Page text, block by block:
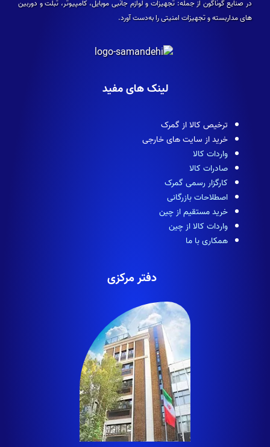
در صنایع گوناگون از جمله: تجهیزات و لوازم جانبی موبایل، کامپیوتر، تبلت و دوربین­‌
های مداربسته و تجهیزات امنیتی را به‌دست آورد.
لینک های مفید
ترخیص کالا از گمرک
خرید از سایت های خارجی
واردات کالا
صادرات کالا
کارگزار رسمی گمرک
اصطلاحات بازرگانی
خرید مستقیم از چین
واردات کالا از چین
همکاری با ما
دفتر مرکزی